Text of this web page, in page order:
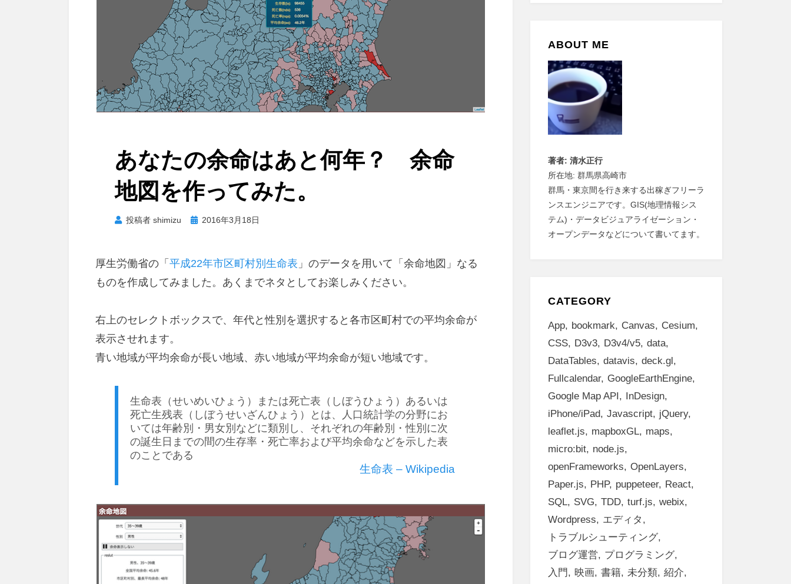
あなたの余命はあと何年？ 余命
地図を作ってみた。
投稿者shimizu
投 2016年3月18日
厚生労働省の「 平成22年市区町村別生命表 」のデータを用いて「余命地図」なる
ものを作成してみました。あくまでネタとしてお楽しみください。
右上のセレクトボックスで、年代と性別を選択すると各市区町村での平均余命が
表示させれます。
青い地域が平均余命が長い地域、赤い地域が平均余命が短い地域です。
生命表（せいめいひょう）または死亡表（しぼうひょう）あるいは
死亡生残表（しぼうせいざんひょう）とは、人口統計学の分野にお
いては年齢別・男女別などに類別し、それぞれの年齢別・性別に次
の誕生日までの間の生存率・死亡率および平均余命などを示した表
のことである
生命表 – Wikipedia
ABOUT ME
著者: 清水正行
所在地: 群馬県高崎市
群馬・東京間を行き来する出稼ぎフリーラ
ンスエンジニアです。GIS(地理情報シス
テム)・データビジュアライゼーション・
オープンデータなどについて書いてます。
CATEGORY
App bookmark Canvas
Cesium
CSS
D3v3 D3v4/v5 data
DataTables
datavis
deck.gl
Fullcalendar
GoogleEarthEngine
Google Map API
InDesign
iPhone/iPad Javascript
jQuery
leaflet.js
mapboxGL
maps
micro:bit
node.js
openFrameworks
OpenLayers
Paper.js
PHP puppeteer
React
SQL
SVG TDD turf.js
webix
Wordpress
エディタ
トラブルシューティング
ブログ運営
プログラミング
入門
映画 書籍 未分類 紹介